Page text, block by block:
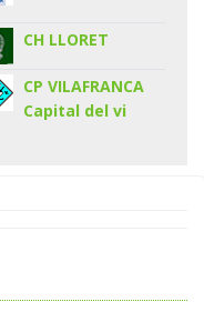
CH LLORET
CP VILAFRANCA
Capital del vi